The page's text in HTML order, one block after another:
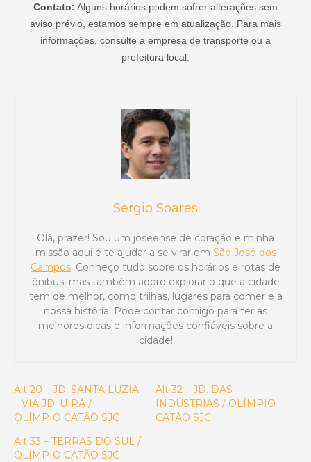
Contato: Alguns horários podem sofrer alterações sem
aviso prévio, estamos sempre em atualização. Para mais
informações, consulte a empresa de transporte ou a
prefeitura local.
Sergio Soares
Olá, prazer! Sou um joseense de coração e minha
missão aqui é te ajudar a se virar em São José dos
Campos. Conheço tudo sobre os horários e rotas de
ônibus, mas também adoro explorar o que a cidade
tem de melhor, como trilhas, lugares para comer e a
nossa história. Pode contar comigo para ter as
melhores dicas e informações confiáveis sobre a
cidade!
Alt 20 – JD. SANTA LUZIA
– VIA JD. UIRÁ /
OLÍMPIO CATÃO SJC
Alt 32 – JD. DAS
INDÚSTRIAS / OLÍMPIO
CATÃO SJC
Alt 33 – TERRAS DO SUL /
OLÍMPIO CATÃO SJC